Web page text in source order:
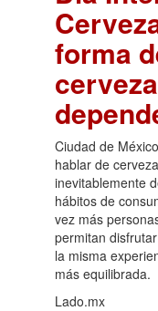
forma
Ciudad de
hablar de
inevitablemente
hábitos de
vez más
permitan
la misma
más equilibrada.
Lado.mx